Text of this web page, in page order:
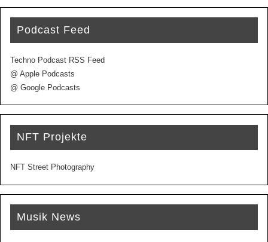
Podcast Feed
Techno Podcast RSS Feed
@ Apple Podcasts
@ Google Podcasts
NFT Projekte
NFT Street Photography
Musik News